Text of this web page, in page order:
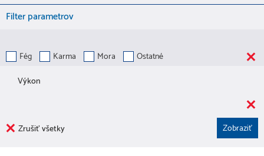
Filter parametrov
Fég Karma Mora
Ostatné
Výkon
Zrušiť všetky